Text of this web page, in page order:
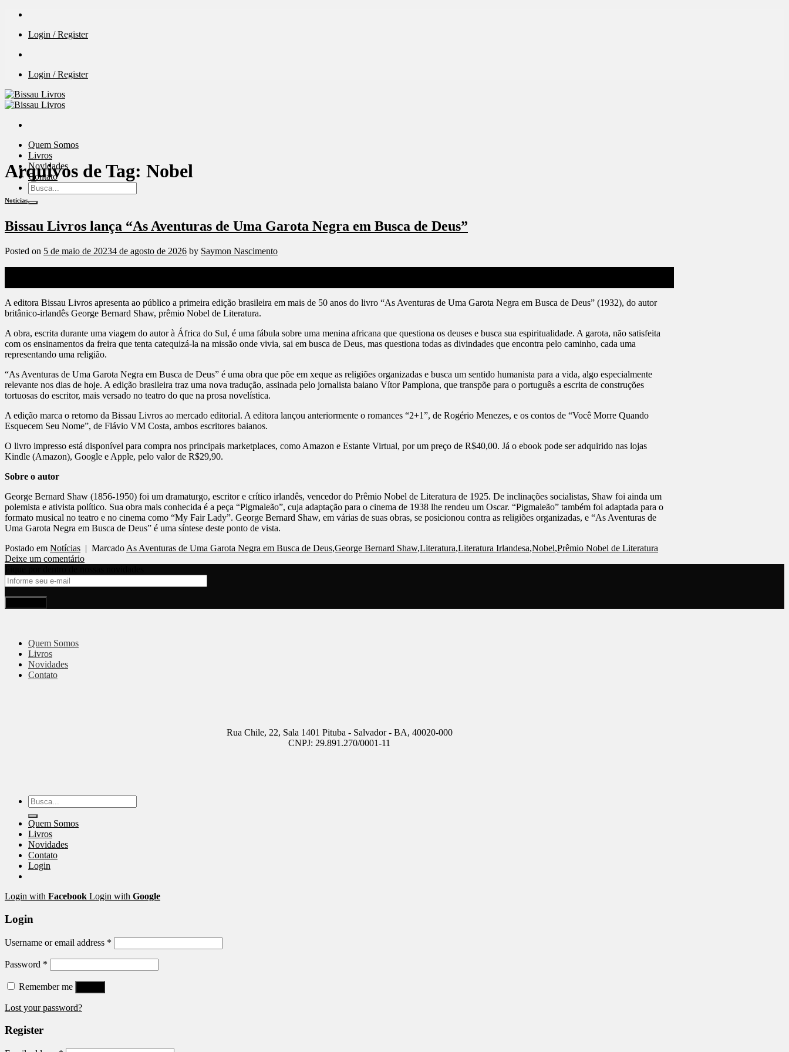
Skip
contentLogin / Register
Login / Register
Quem Somos
Livros
Novidades
Contato
Search
for:
Arquivos de Tag: Nobel
Notícias
Bissau Livros lança “As Aventuras de Uma Garota Negra em Busca de Deus”
Posted on 5 de maio de 20234 de agosto de 2026 by Saymon Nascimento
A editora Bissau Livros apresenta ao público a primeira edição brasileira em mais de 50 anos do livro “As Aventuras de Uma Garota Negra em Busca de Deus” (1932), do autor
britânico-irlandês George Bernard Shaw, prêmio Nobel de Literatura.
A obra, escrita durante uma viagem do autor à África do Sul, é uma fábula sobre uma menina africana que questiona os deuses e busca sua espiritualidade. A garota, não satisfeita
com os ensinamentos da freira que tenta catequizá-la na missão onde vivia, sai em busca de Deus, mas questiona todas as divindades que encontra pelo caminho, cada uma
representando uma religião.
“As Aventuras de Uma Garota Negra em Busca de Deus” é uma obra que põe em xeque as religiões organizadas e busca um sentido humanista para a vida, algo especialmente
relevante nos dias de hoje. A edição brasileira traz uma nova tradução, assinada pelo jornalista baiano Vítor Pamplona, que transpõe para o português a escrita de construções
tortuosas do escritor, mais versado no teatro do que na prosa novelística.
A edição marca o retorno da Bissau Livros ao mercado editorial. A editora lançou anteriormente o romances “2+1”, de Rogério Menezes, e os contos de “Você Morre Quando
Esquecem Seu Nome”, de Flávio VM Costa, ambos escritores baianos.
O livro impresso está disponível para compra nos principais marketplaces, como Amazon e Estante Virtual, por um preço de R$40,00. Já o ebook pode ser adquirido nas lojas
Kindle (Amazon), Google e Apple, pelo valor de R$29,90.
Sobre o autor
George Bernard Shaw (1856-1950) foi um dramaturgo, escritor e crítico irlandês, vencedor do Prêmio Nobel de Literatura de 1925. De inclinações socialistas, Shaw foi ainda um
polemista e ativista político. Sua obra mais conhecida é a peça “Pigmaleão”, cuja adaptação para o cinema de 1938 lhe rendeu um Oscar. “Pigmaleão” também foi adaptada para o
formato musical no teatro e no cinema como “My Fair Lady”. George Bernard Shaw, em várias de suas obras, se posicionou contra as religiões organizadas, e “As Aventuras de
Uma Garota Negra em Busca de Deus” é uma síntese deste ponto de vista.
Postado em Notícias | Marcado As Aventuras de Uma Garota Negra em Busca de Deus,George Bernard Shaw,Literatura,Literatura Irlandesa,Nobel,Prêmio Nobel de Literatura
Deixe um comentário
Quem Somos
Livros
Novidades
Contato
Rua Chile, 22, Sala 1401 Pituba - Salvador - BA, 40020-000
CNPJ: 29.891.270/0001-11
Search
for:
Quem Somos
Livros
Novidades
Contato
Login
Login with Facebook Login with Google
Login
Username or email address *
Password *
Remember me
Lost your password?
Register